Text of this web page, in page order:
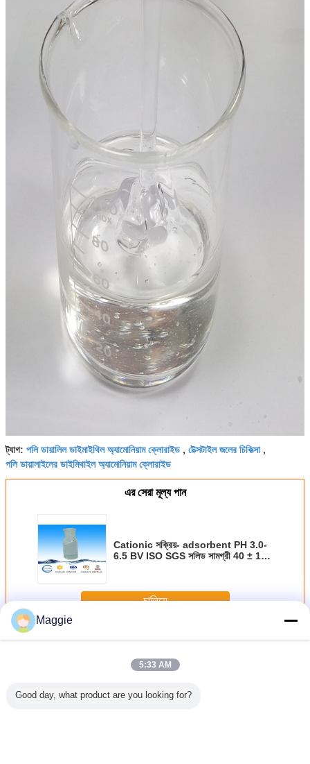
ট্যাগ: পলি ডায়ালিল ডাইমাইথিল অ্যামোনিয়াম ক্লোরাইড , টেক্সটাইল জলের চিকিত্সা,
পলি ডায়ালাইলের ডাইমিথাইল অ্যামোনিয়াম ক্লোরাইড
এর সেরা মূল্য পান
Cationic সক্রিয়- adsorbent PH 3.0-
6.5 BV ISO SGS সলিড সামগ্রী 40 ± 1%
চালিয়ে
অধিকপলি দাডম্যাক
Maggie
5:33 AM
Good day, what product are you looking for?